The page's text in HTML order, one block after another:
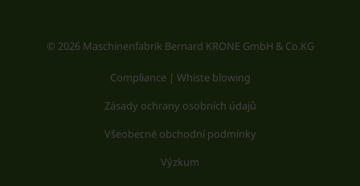
© 2026 Maschinenfabrik Bernard KRONE GmbH & Co.KG
Compliance | Whiste blowing
Zásady ochrany osobních údajů
Všeobecné obchodní podmínky
Výzkum